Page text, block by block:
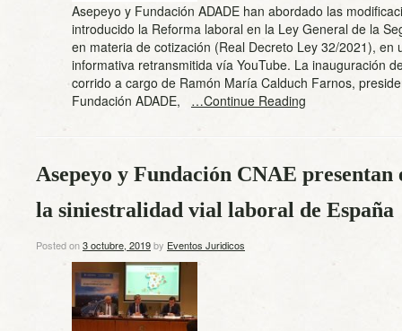
Asepeyo y Fundación ADADE han abordado las
introducido la Reforma laboral en la Ley General de la
en materia de cotización (Real Decreto Ley 32/2021), en
informativa retransmitida vía YouTube. La inauguración
corrido a cargo de Ramón María Calduch Farnos,
Fundación ADADE, …Continue Reading
Asepeyo y Fundación CNAE
la siniestralidad vial laboral de España
Posted on3 octubre, 2019by Eventos Juridicos